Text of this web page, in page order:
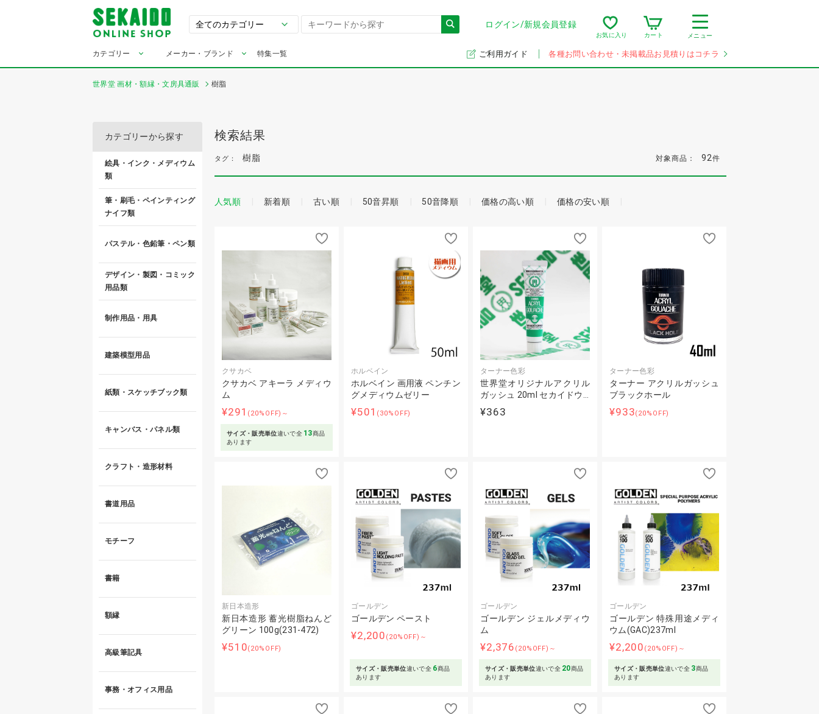
ログイン/新規会員登録
お気に入り カート メニュー
カテゴリー メーカー・ブランド 特集一覧 ご利用ガイド 各種お問い合わせ・未掲載品お見積りはコチラ
世界堂 画材・額縁・文房具通販 樹脂
検索結果
タグ： 樹脂 対象商品： 92件
人気順 新着順 古い順 50音昇順 50音降順 価格の高い順 価格の安い順
クサカベ
クサカベ アキーラ メディウ
ム
¥291 (20%OFF)～
サイズ・販売単位違いで全 13商品
あります
ホルベイン
ホルベイン 画用液 ペンチン
グメディウムゼリー
¥501 (30%OFF)
ターナー色彩
世界堂オリジナルアクリル
ガッシュ 20ml セカイドウ…
¥363
ターナー色彩
ターナー アクリルガッシュ
ブラックホール
¥933(20%OFF)
新日本造形
新日本造形 蓄光樹脂ねんど
グリーン 100g(231-472)
¥510(20%OFF)
ゴールデン
ゴールデン ペースト
¥2,200 (20%OFF)～
サイズ・販売単位違いで全 6商品
あります
ゴールデン
ゴールデン ジェルメディウ
ム
¥2,376 (20%OFF)～
サイズ・販売単位違いで全 20商品
あります
ゴールデン
ゴールデン 特殊用途メディ
ウム(GAC)237ml
¥2,200 (20%OFF)～
サイズ・販売単位違いで全 3商品
あります
カテゴリーから探す
絵具・インク・メディウム
類
筆・刷毛・ペインティング
ナイフ類
パステル・色鉛筆・ペン類
デザイン・製図・コミック
用品類
制作用品・用具
建築模型用品
紙類・スケッチブック類
キャンバス・パネル類
クラフト・造形材料
書道用品
モチーフ
書籍
額縁
高級筆記具
事務・オフィス用品